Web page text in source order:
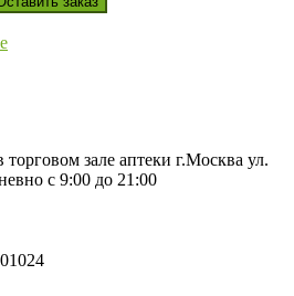
зале аптеки г.Москва ул.
с 9:00 до 21:00